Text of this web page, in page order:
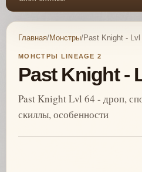
Главная/Монстры/Past Knight - Lvl
МОНСТРЫ LINEAGE 2
Past Knight -
Past Knight Lvl 64 - дроп,
скиллы, особенности